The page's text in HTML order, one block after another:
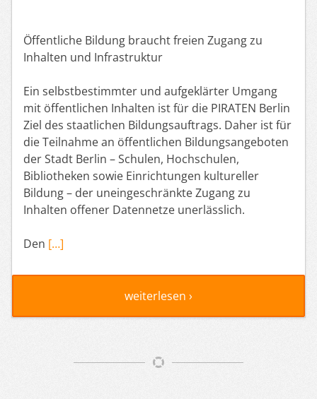
Öffentliche Bildung braucht freien Zugang zu
Inhalten und Infrastruktur
Ein selbstbestimmter und aufgeklärter Umgang
mit öffentlichen Inhalten ist für die PIRATEN Berlin
Ziel des staatlichen Bildungsauftrags. Daher ist für
die Teilnahme an öffentlichen Bildungsangeboten
der Stadt Berlin – Schulen, Hochschulen,
Bibliotheken sowie Einrichtungen kultureller
Bildung – der uneingeschränkte Zugang zu
Inhalten offener Datennetze unerlässlich.
Den […]
weiterlesen ›